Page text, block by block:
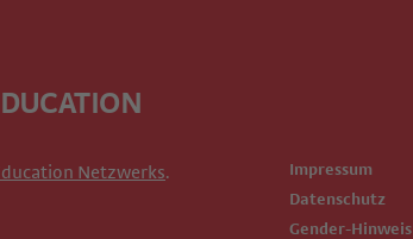
Netzwerks.
Impressum
Datenschutz
Gender-Hinweis